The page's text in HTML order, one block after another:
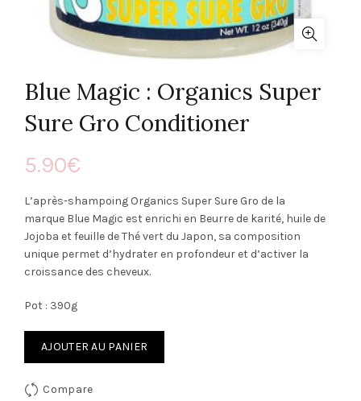
Blue Magic : Organics Super
Sure Gro Conditioner
5.90€
L’après-shampoing Organics Super Sure Gro de la
marque Blue Magic est enrichi en Beurre de karité, huile de
Jojoba et feuille de Thé vert du Japon, sa composition
unique permet d’hydrater en profondeur et d’activer la
croissance des cheveux.
Pot : 390g
AJOUTER AU PANIER
Compare